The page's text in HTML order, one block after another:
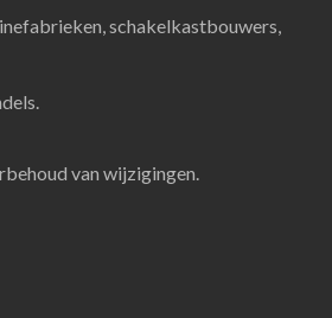
schakelkastbouwers,
van wijzigingen.